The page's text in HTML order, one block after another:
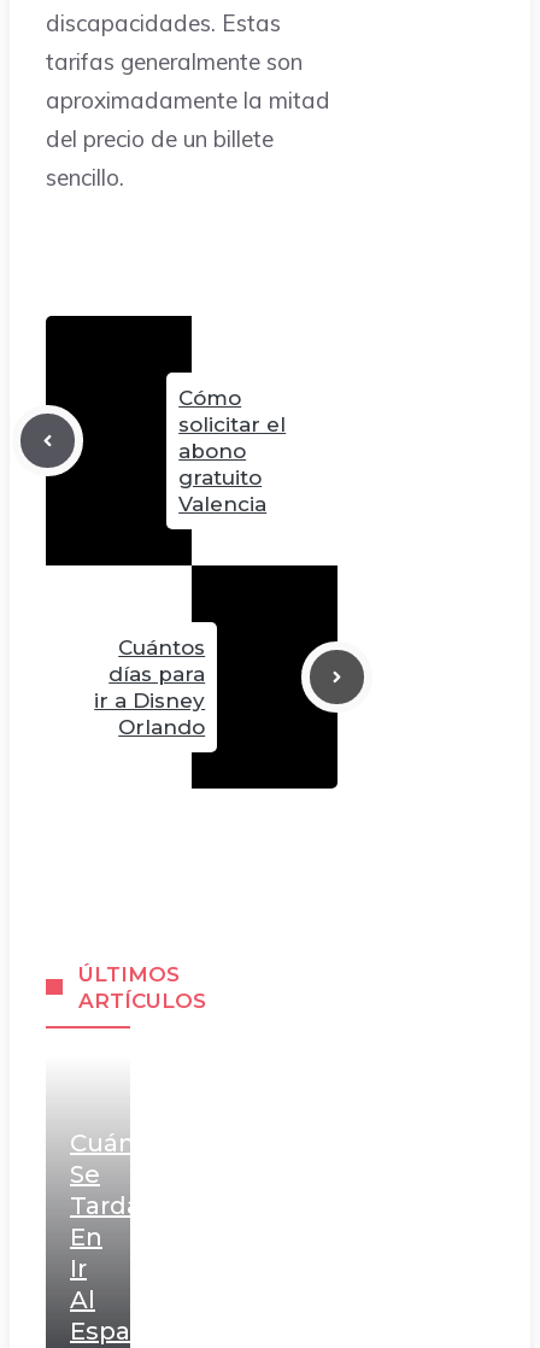
discapacidades. Estas
tarifas generalmente son
aproximadamente la mitad
del precio de un billete
sencillo.
Cómo
solicitar el
abono
gratuito
Valencia
Cuántos
días para
ir a Disney
Orlando
ÚLTIMOS
ARTÍCULOS
Cuánto
Se
Tarda
En
Ir
Al
Espacio